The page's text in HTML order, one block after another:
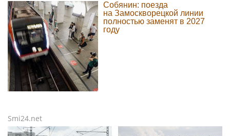
Собянин: поезда
на Замоскворецкой линии
полностью заменят в 2027
году
Smi24.net